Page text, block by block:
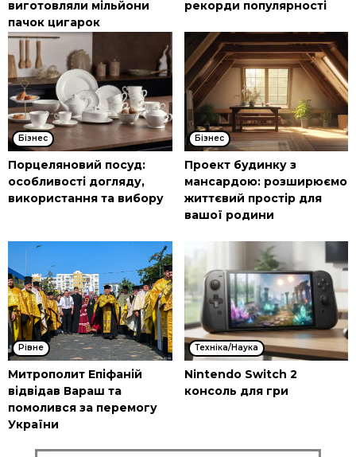
виготовляли мільйони
пачок цигарок
рекорди популярності
Бізнес
Порцеляновий посуд:
особливості догляду,
використання та вибору
Бізнес
Проект будинку з
мансардою: розширюємо
життєвий простір для
вашої родини
Рівне
Митрополит Епіфаній
відвідав Вараш та
помолився за перемогу
України
Техніка/Наука
Nintendo Switch 2
консоль для гри